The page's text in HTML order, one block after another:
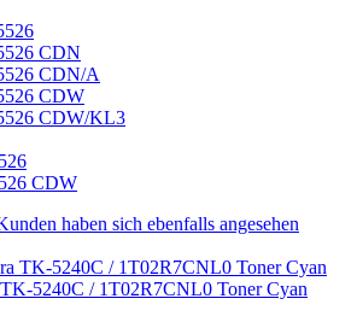
CDN
CDN/A
CDW
CDW/KL3
CDW
haben sich ebenfalls angesehen
5240C / 1T02R7CNL0 Toner Cyan